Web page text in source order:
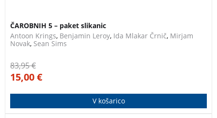
ČAROBNIH 5 – paket slikanic
Antoon Krings, Benjamin Leroy, Ida Mlakar Črnič, Mirjam
Novak, Sean Sims
83,95€
15,00€
V košarico